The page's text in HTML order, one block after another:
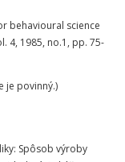
behavioural science
4, 1985, no.1, pp. 75-
je povinný.)
Spôsob výroby